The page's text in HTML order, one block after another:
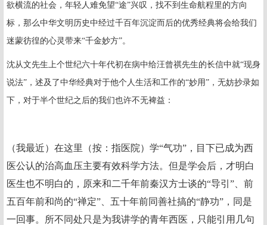
欲横流的社会，年轻人难免望“途”兴叹，找不到生命航程里的方向
标，那么中华文明历史中经过千百年沉淀而后的优秀经典将会给我们
迷蒙彷徨的心灵带来“千金妙方”。
沈从文先生上个世纪六十年代初在病中给汪曾祺先生的长信中就“现身
说法”，述及了中华经典对于他个人生活和工作的“妙用”，无妨抄录如
下，对于半个世纪之后的我们也许不无裨益：
（我最近）在这里（按：指医院）学“气功”，目下已成为西
医公认的治高血压主要有效科学方法。但是学会后，才明白
医生也不明白的，原来和二千年前秦汉方士谈的“导引”、前
五百年前和尚的“禅定”、五十年前同善社搞的“静功”，同是
一回事。所不同处只是为我讲学的青年西医，只能引用几句